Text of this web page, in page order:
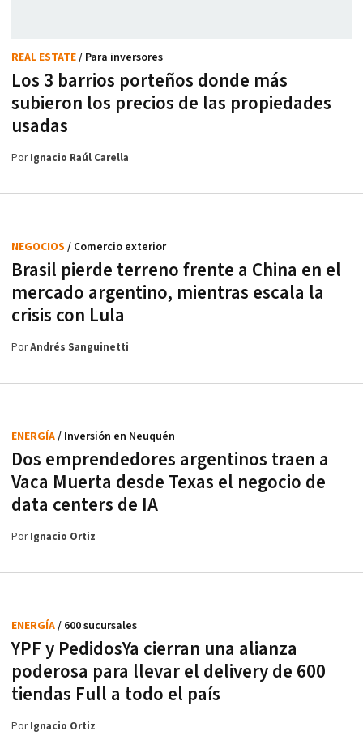
Los 3 barrios porteños donde más
subieron los precios de las propiedades
usadas
REAL ESTATE/ Para inversores
PorIgnacio Raúl Carella
Brasil pierde terreno frente a China en el
mercado argentino, mientras escala la
crisis con Lula
NEGOCIOS / Comercio exterior
PorAndrés Sanguinetti
Dos emprendedores argentinos traen a
Vaca Muerta desde Texas el negocio de
data centers de IA
ENERGÍA/ Inversión en Neuquén
PorIgnacio Ortiz
YPF y PedidosYa cierran una alianza
poderosa para llevar el delivery de 600
tiendas Full a todo el país
ENERGÍA/ 600 sucursales
PorIgnacio Ortiz